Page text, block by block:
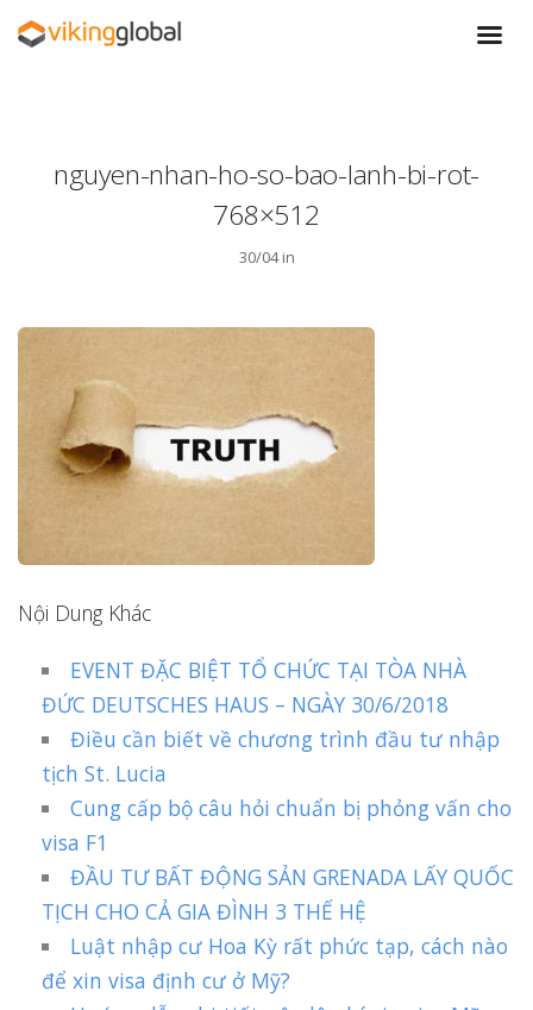
nguyen-nhan-ho-so-bao-lanh-bi-rot-
768×512
30/04 in
Nội Dung Khác
EVENT ĐẶC BIỆT TỔ CHỨC TẠI TÒA NHÀ
ĐỨC DEUTSCHES HAUS – NGÀY 30/6/2018
Điều cần biết về chương trình đầu tư nhập
tịch St. Lucia
Cung cấp bộ câu hỏi chuẩn bị phỏng vấn cho
visa F1
ĐẦU TƯ BẤT ĐỘNG SẢN GRENADA LẤY QUỐC
TỊCH CHO CẢ GIA ĐÌNH 3 THẾ HỆ
Luật nhập cư Hoa Kỳ rất phức tạp, cách nào
để xin visa định cư ở Mỹ?